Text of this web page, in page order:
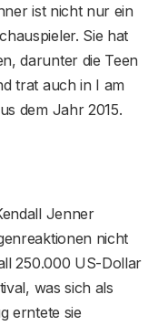
ist nicht nur ein
Sie hat
darunter die Teen
trat auch in I am
dem Jahr 2015.
Jenner
nicht
250.000 US-Dollar
was sich als
erntete sie